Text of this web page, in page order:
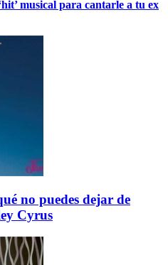
musical para cantarle a tu ex
no puedes dejar de
Cyrus